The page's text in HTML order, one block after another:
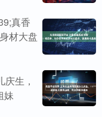
真香
材大盘
生，
妹